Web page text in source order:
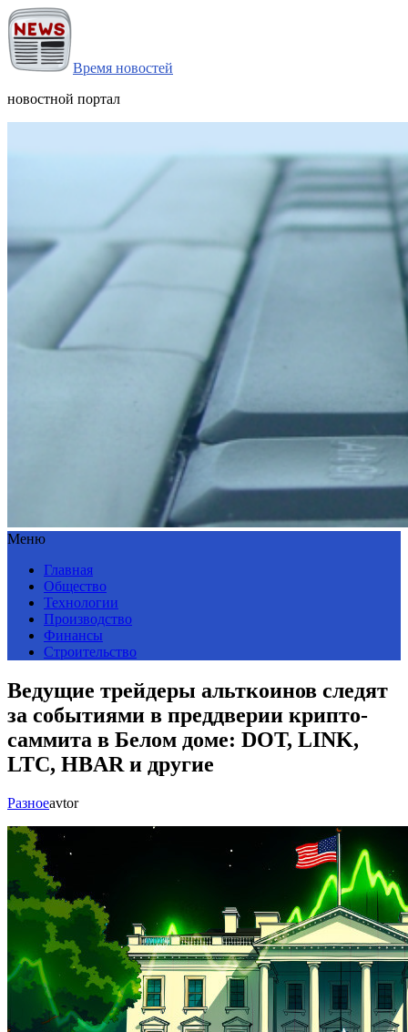
Время новостей
новостной портал
Меню
Главная
Общество
Технологии
Производство
Финансы
Строительство
Ведущие трейдеры альткоинов следят
за событиями в преддверии крипто-
саммита в Белом доме: DOT, LINK,
LTC, HBAR и другие
Разноеavtor